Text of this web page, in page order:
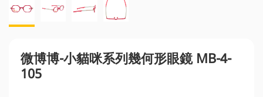
微博博-小貓咪系列幾何形眼鏡 MB-4-
105